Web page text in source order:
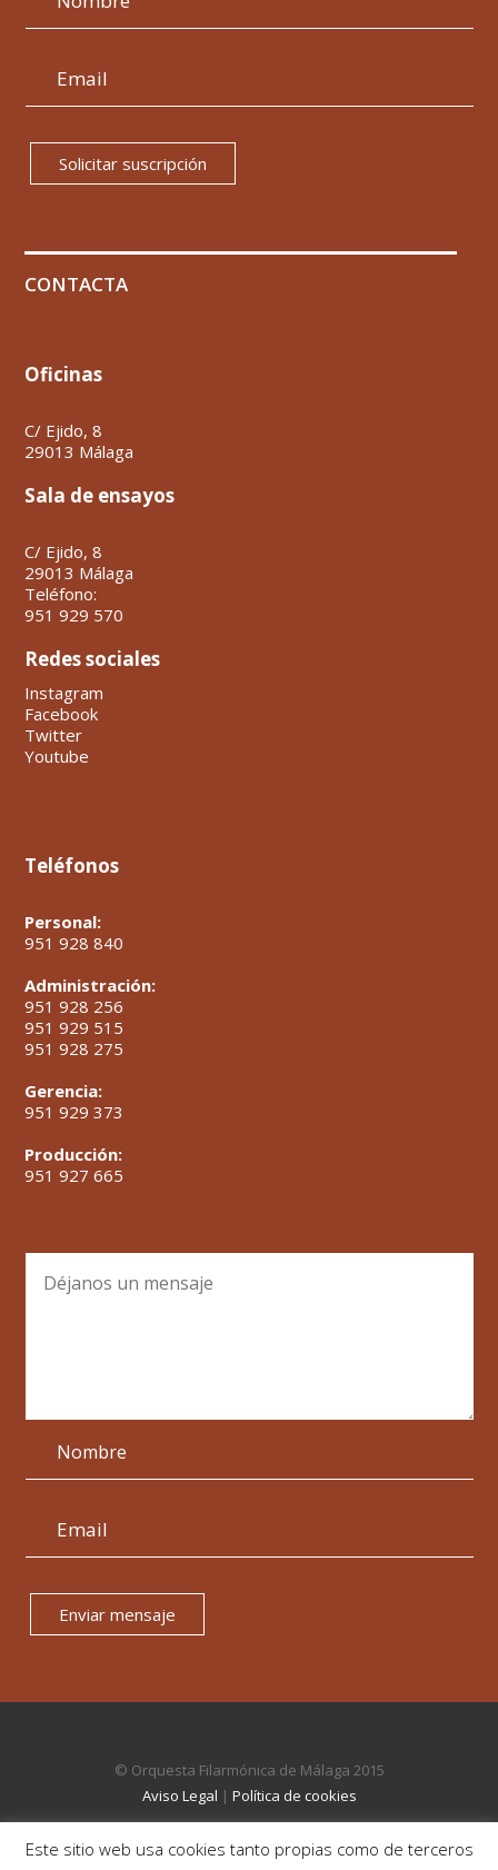
Solicitar suscripción
CONTACTA
Oficinas
C/ Ejido, 8
29013 Málaga
Sala de ensayos
C/ Ejido, 8
29013 Málaga
Teléfono:
951 929 570
Redes sociales
Instagram
Facebook
Twitter
Youtube
Teléfonos
Personal:
951 928 840
Administración:
951 928 256
951 929 515
951 928 275
Gerencia:
951 929 373
Producción:
951 927 665
Enviar mensaje
© Orquesta Filarmónica de Málaga 2015
Aviso Legal | Política de cookies
Este sitio web usa cookies tanto propias como de terceros